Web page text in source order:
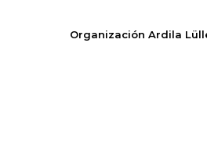
Organización Ardila